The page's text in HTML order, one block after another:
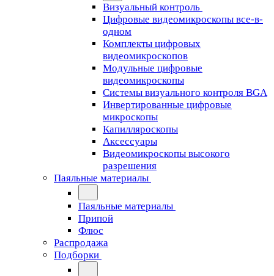
Визуальный контроль
Цифровые видеомикроскопы все-в-
одном
Комплекты цифровых
видеомикроскопов
Модульные цифровые
видеомикроскопы
Cистемы визуального контроля BGA
Инвертированные цифровые
микроскопы
Капилляроскопы
Аксессуары
Видеомикроскопы высокого
разрешения
Паяльные материалы
Паяльные материалы
Припой
Флюс
Распродажа
Подборки